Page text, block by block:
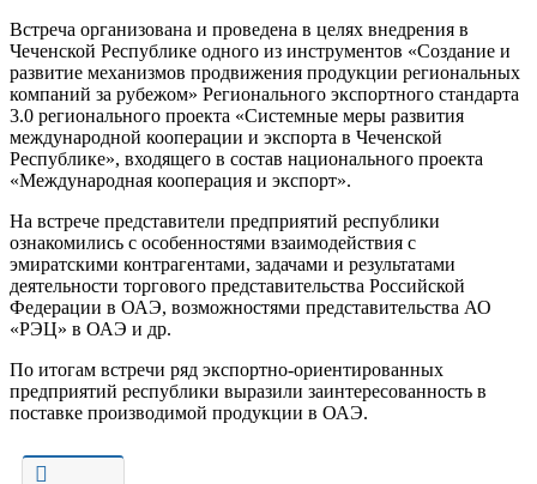
Встреча организована и проведена в целях внедрения в
Чеченской Республике одного из инструментов «Создание и
развитие механизмов продвижения продукции региональных
компаний за рубежом» Регионального экспортного стандарта
3.0 регионального проекта «Системные меры развития
международной кооперации и экспорта в Чеченской
Республике», входящего в состав национального проекта
«Международная кооперация и экспорт».
На встрече представители предприятий республики
ознакомились с особенностями взаимодействия с
эмиратскими контрагентами, задачами и результатами
деятельности торгового представительства Российской
Федерации в ОАЭ, возможностями представительства АО
«РЭЦ» в ОАЭ и др.
По итогам встречи ряд экспортно-ориентированных
предприятий республики выразили заинтересованность в
поставке производимой продукции в ОАЭ.